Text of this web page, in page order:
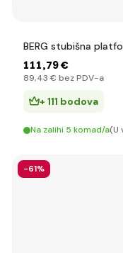
BERG stubišna
111,79 €
89,43 € bez PDV-a
+ 111 bodova
Na zalihi 5 komad/a(U
-61%